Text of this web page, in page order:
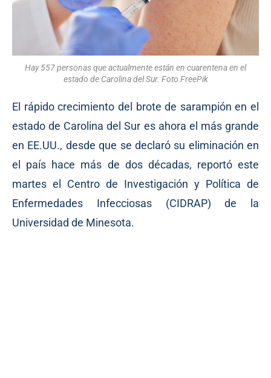
Hay 557 personas que actualmente están en cuarentena en el
estado de Carolina del Sur. Foto FreePik
El rápido crecimiento del brote de sarampión en el
estado de Carolina del Sur es ahora el más grande
en EE.UU., desde que se declaró su eliminación en
el país hace más de dos décadas, reportó este
martes el Centro de Investigación y Política de
Enfermedades Infecciosas (CIDRAP) de la
Universidad de Minesota.